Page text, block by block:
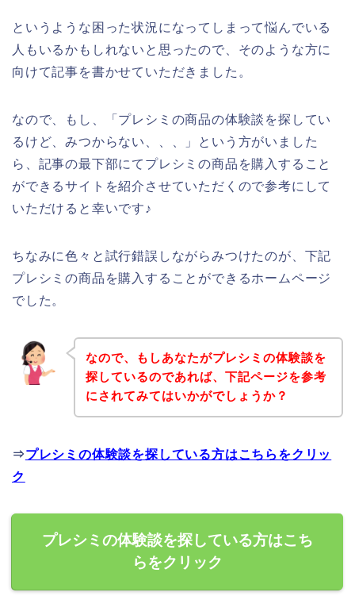
というような困った状況になってしまって悩んでいる
人もいるかもしれないと思ったので、そのような方に
向けて記事を書かせていただきました。
なので、もし、「プレシミの商品の体験談を探してい
るけど、みつからない、、、」という方がいました
ら、記事の最下部にてプレシミの商品を購入すること
ができるサイトを紹介させていただくので参考にして
いただけると幸いです♪
ちなみに色々と試行錯誤しながらみつけたのが、下記
プレシミの商品を購入することができるホームページ
でした。
なので、もしあなたがプレシミの体験談を
探しているのであれば、下記ページを参考
にされてみてはいかがでしょうか？
⇒プレシミの体験談を探している方はこちらをクリッ
ク
プレシミの体験談を探している方はこち
らをクリック